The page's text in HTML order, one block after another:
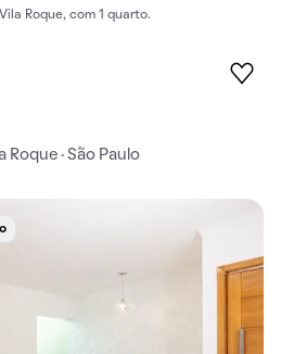
Roque, com 1 quarto.
Roque · São Paulo